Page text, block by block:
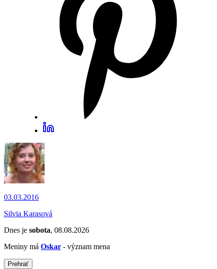
03.03.2016
Silvia Karasová
Dnes je sobota, 08.08.2026
Meniny má Oskar - význam mena
Prehrať